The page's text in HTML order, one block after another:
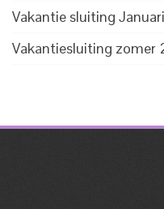
Vakantie sluiting
Vakantiesluiting zomer